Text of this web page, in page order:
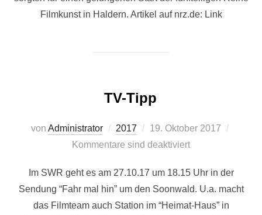
Filmkunst in Haldern. Artikel auf nrz.de: Link
TV-Tipp
von Administrator 2017
Veröffentlicht
am
19. Oktober 2017
Kommentare sind deaktiviert
Im SWR geht es am 27.10.17 um 18.15 Uhr in der
Sendung “Fahr mal hin” um den Soonwald. U.a. macht
das Filmteam auch Station im “Heimat-Haus” in